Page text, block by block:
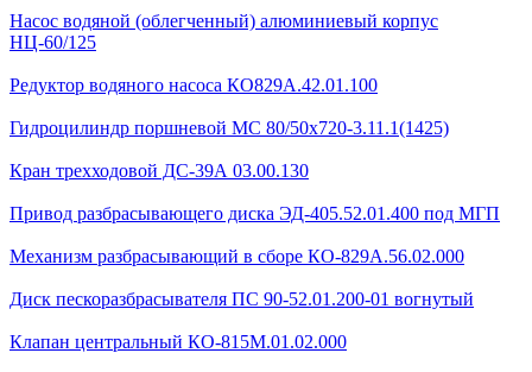
Насос водяной (облегченный) алюминиевый корпус
НЦ-60/125
Редуктор водяного насоса КО829А.42.01.100
Гидроцилиндр поршневой МС 80/50х720-3.11.1(1425)
Кран трехходовой ДС-39А 03.00.130
Привод разбрасывающего диска ЭД-405.52.01.400 под МГП
Механизм разбрасывающий в сборе КО-829А.56.02.000
Диск пескоразбрасывателя ПС 90-52.01.200-01 вогнутый
Клапан центральный КО-815М.01.02.000